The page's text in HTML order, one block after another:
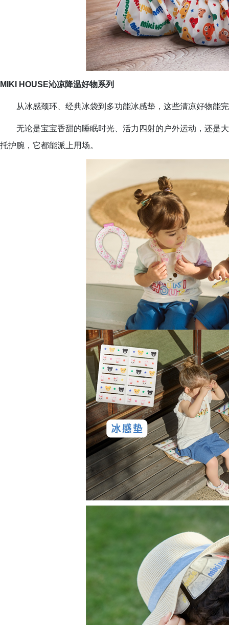
MIKI HOUSE沁凉降温好物系列
从冰感颈环、经典冰袋到多功能冰感垫，这些清凉好物能
无论是宝宝香甜的睡眠时光、活力四射的户外运动，还是
托护腕，它都能派上用场。